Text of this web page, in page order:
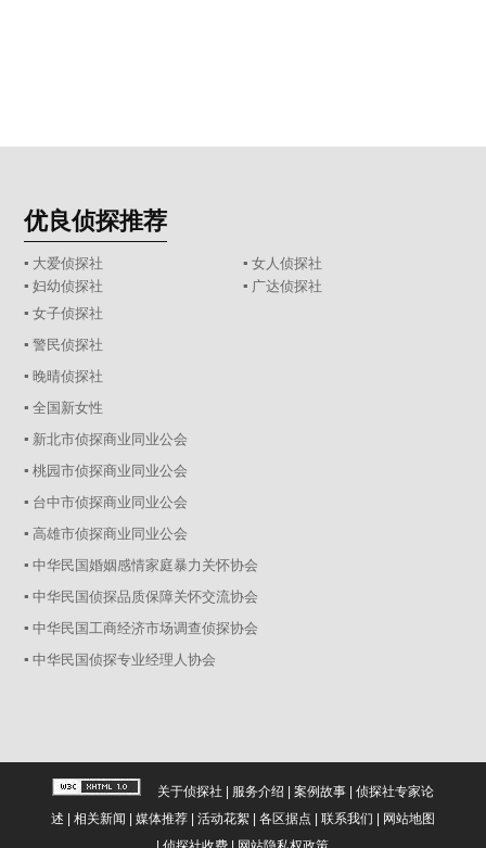
优良侦探推荐
▪ 大爱侦探社
▪ 女人侦探社
▪ 妇幼侦探社
▪ 广达侦探社
▪ 女子侦探社
▪ 警民侦探社
▪ 晚晴侦探社
▪ 全国新女性
▪ 新北市侦探商业同业公会
▪ 桃园市侦探商业同业公会
▪ 台中市侦探商业同业公会
▪ 高雄市侦探商业同业公会
▪ 中华民国婚姻感情家庭暴力关怀协会
▪ 中华民国侦探品质保障关怀交流协会
▪ 中华民国工商经济市场调查侦探协会
▪ 中华民国侦探专业经理人协会
关于侦探社 | 服务介绍 | 案例故事| 侦探社专家论
述 | 相关新闻 | 媒体推荐| 活动花絮| 各区据点 | 联系我们 | 网站地图